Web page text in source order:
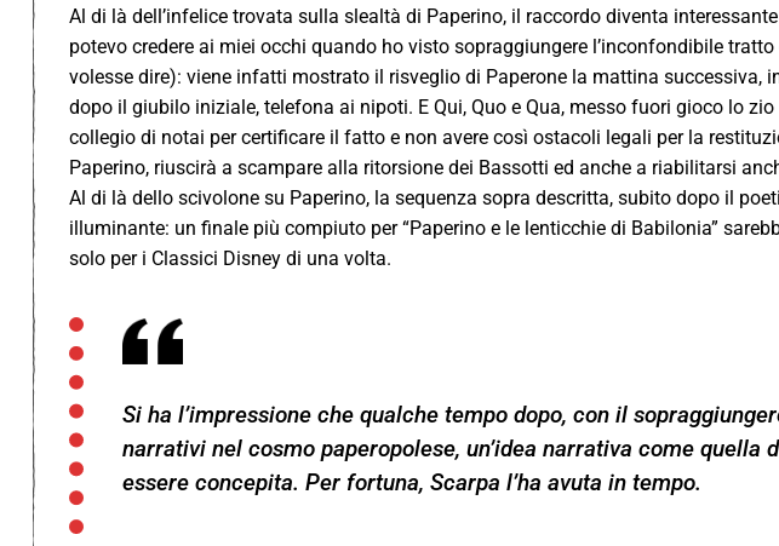
Al di là dell’infelice trovata sulla slealtà di Paperino, il raccordo diventa
potevo credere ai miei occhi quando ho visto sopraggiungere l’inconfondibile
volesse dire): viene infatti mostrato il risveglio di Paperone la mattina successiva,
dopo il giubilo iniziale, telefona ai nipoti. E Qui, Quo e Qua, messo fuori gioco lo
collegio di notai per certificare il fatto e non avere così ostacoli legali per la
Paperino, riuscirà a scampare alla ritorsione dei Bassotti ed anche a riabilitarsi
Al di là dello scivolone su Paperino, la sequenza sopra descritta, subito dopo il
illuminante: un finale più compiuto per “Paperino e le lenticchie di Babilonia”
solo per i Classici Disney di una volta.
Si ha l’impressione che qualche tempo dopo, con il
narrativi nel cosmo paperopolese, un’idea narrativa come quella
essere concepita. Per fortuna, Scarpa l’ha avuta in tempo.